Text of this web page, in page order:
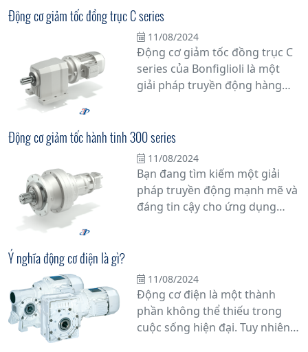
về truyền động
Chúng tôi cung cấp động cơ
giảm tốc nhỏ từ các thương
hiệu uy tín, cam kết chất lượng
hàng chính hãng.
Động cơ giảm tốc đồng trục C series
11/08/2024
Động cơ giảm tốc đồng trục C
series của Bonfiglioli là một
giải pháp truyền động hàng
hiệu suất cao. Với thiết kế chắc
chắn và đa dạng các tính năng,
động cơ này đem lại nhiều ưu
điểm vượt trội, từ khả năng
chịu tải nặng đến tuổi thọ cao
và linh hoạt về tốc độ.
Động cơ giảm tốc hành tinh 300 series
11/08/2024
Bạn đang tìm kiếm một giải
pháp truyền động mạnh mẽ và
đáng tin cậy cho ứng dụng
là lựa chọn hàng đầu mà bạn
không thể bỏ qua.
Ý nghĩa động cơ điện là gì?
11/08/2024
Động cơ điện là một thành
phần không thể thiếu trong
cuộc sống hiện đại. Tuy nhiên,